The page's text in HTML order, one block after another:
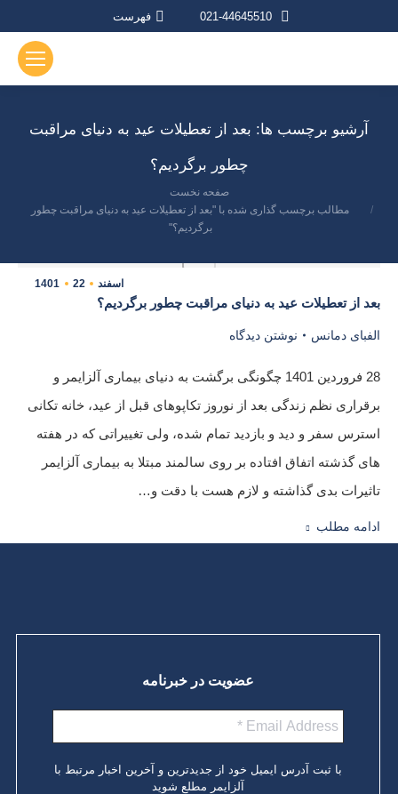
021-44645510 فهرست
آرشیو برچسب ها: بعد از تعطیلات عید به دنیای مراقبت
چطور برگردیم؟
صفحه نخست
مطالب برچسب گذاری شده با "بعد از تعطیلات عید به دنیای مراقبت چطور
برگردیم؟"
اسفند 22
1401
بعد از تعطیلات عید به دنیای مراقبت چطور برگردیم؟
الفبای دمانس نوشتن دیدگاه
28 فروردین 1401 چگونگی برگشت به دنیای بیماری آلزایمر و
برقراری نظم زندگی بعد از نوروز تکاپوهای قبل از عید، خانه تکانی
استرس سفر و دید و بازدید تمام شده، ولی تغییراتی که در هفته
های گذشته اتفاق افتاده بر روی سالمند مبتلا به بیماری آلزایمر
تاثیرات بدی گذاشته و لازم هست با دقت و…
ادامه مطلب
عضویت در خبرنامه
با ثبت آدرس ایمیل خود از جدیدترین و آخرین اخبار مرتبط با
آلزایمر مطلع شوید